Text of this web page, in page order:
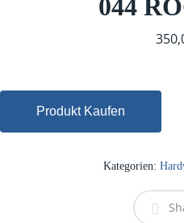
044
Produkt Kaufen
Kategorien: